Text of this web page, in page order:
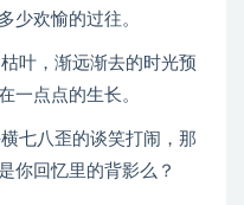
少欢愉的过往。
叶，渐远渐去的时光预
一点点的生长。
七八歪的谈笑打闹，那
你回忆里的背影么？